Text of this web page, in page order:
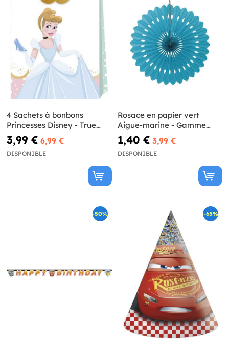
4 Sachets à bonbons
Princesses Disney - True
Princess
3,99 € 6,99 €
DISPONIBLE
Rosace en papier vert
Aigue-marine - Gamme
couleur unie
1,40 € 3,99 €
DISPONIBLE
-50% -65%